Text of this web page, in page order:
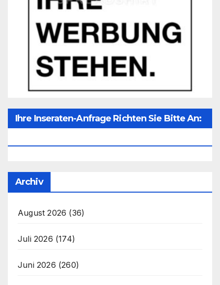
Ihre Inseraten-Anfrage Richten Sie Bitte An:
Archiv
August 2026 (36)
Juli 2026 (174)
Juni 2026 (260)